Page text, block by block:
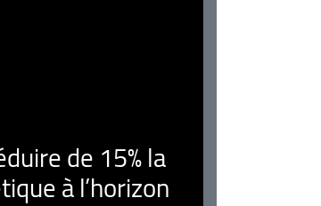
de 15% la
à l’horizon